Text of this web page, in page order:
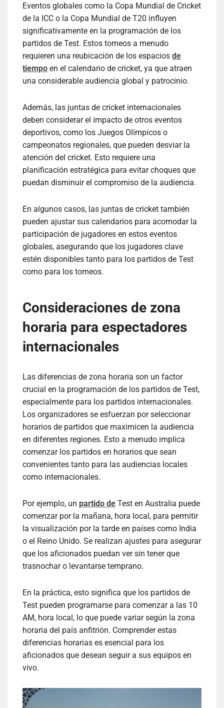
Eventos globales como la Copa Mundial de Cricket
de la ICC o la Copa Mundial de T20 influyen
significativamente en la programación de los
partidos de Test. Estos torneos a menudo
requieren una reubicación de los espacios de
tiempo en el calendario de cricket, ya que atraen
una considerable audiencia global y patrocinio.
Además, las juntas de cricket internacionales
deben considerar el impacto de otros eventos
deportivos, como los Juegos Olímpicos o
campeonatos regionales, que pueden desviar la
atención del cricket. Esto requiere una
planificación estratégica para evitar choques que
puedan disminuir el compromiso de la audiencia.
En algunos casos, las juntas de cricket también
pueden ajustar sus calendarios para acomodar la
participación de jugadores en estos eventos
globales, asegurando que los jugadores clave
estén disponibles tanto para los partidos de Test
como para los torneos.
Consideraciones de zona
horaria para espectadores
internacionales
Las diferencias de zona horaria son un factor
crucial en la programación de los partidos de Test,
especialmente para los partidos internacionales.
Los organizadores se esfuerzan por seleccionar
horarios de partidos que maximicen la audiencia
en diferentes regiones. Esto a menudo implica
comenzar los partidos en horarios que sean
convenientes tanto para las audiencias locales
como internacionales.
Por ejemplo, un partido de Test en Australia puede
comenzar por la mañana, hora local, para permitir
la visualización por la tarde en países como India
o el Reino Unido. Se realizan ajustes para asegurar
que los aficionados puedan ver sin tener que
trasnochar o levantarse temprano.
En la práctica, esto significa que los partidos de
Test pueden programarse para comenzar a las 10
AM, hora local, lo que puede variar según la zona
horaria del país anfitrión. Comprender estas
diferencias horarias es esencial para los
aficionados que desean seguir a sus equipos en
vivo.